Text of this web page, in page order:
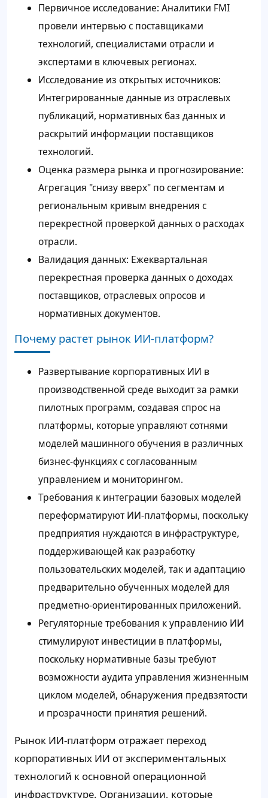
Первичное исследование: Аналитики FMI
провели интервью с поставщиками
технологий, специалистами отрасли и
экспертами в ключевых регионах.
Исследование из открытых источников:
Интегрированные данные из отраслевых
публикаций, нормативных баз данных и
раскрытий информации поставщиков
технологий.
Оценка размера рынка и прогнозирование:
Агрегация "снизу вверх" по сегментам и
региональным кривым внедрения с
перекрестной проверкой данных о расходах
отрасли.
Валидация данных: Ежеквартальная
перекрестная проверка данных о доходах
поставщиков, отраслевых опросов и
нормативных документов.
Почему растет рынок ИИ-платформ?
Развертывание корпоративных ИИ в
производственной среде выходит за рамки
пилотных программ, создавая спрос на
платформы, которые управляют сотнями
моделей машинного обучения в различных
бизнес-функциях с согласованным
управлением и мониторингом.
Требования к интеграции базовых моделей
переформатируют ИИ-платформы, поскольку
предприятия нуждаются в инфраструктуре,
поддерживающей как разработку
пользовательских моделей, так и адаптацию
предварительно обученных моделей для
предметно-ориентированных приложений.
Регуляторные требования к управлению ИИ
стимулируют инвестиции в платформы,
поскольку нормативные базы требуют
возможности аудита управления жизненным
циклом моделей, обнаружения предвзятости
и прозрачности принятия решений.
Рынок ИИ-платформ отражает переход
корпоративных ИИ от экспериментальных
технологий к основной операционной
инфраструктуре. Организации, которые